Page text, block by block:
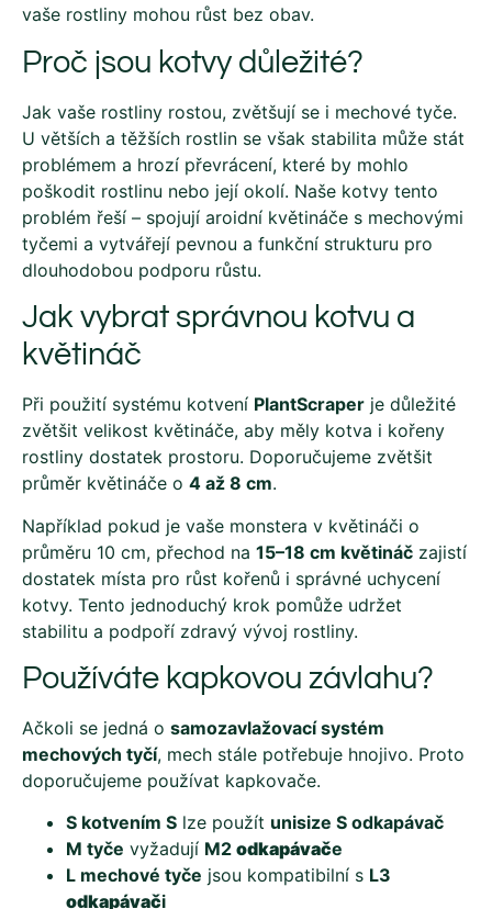
vaše rostliny mohou růst bez obav.
Proč jsou kotvy důležité?
Jak vaše rostliny rostou, zvětšují se i mechové tyče.
U větších a těžších rostlin se však stabilita může stát
problémem a hrozí převrácení, které by mohlo
poškodit rostlinu nebo její okolí. Naše kotvy tento
problém řeší – spojují aroidní květináče s mechovými
tyčemi a vytvářejí pevnou a funkční strukturu pro
dlouhodobou podporu růstu.
Jak vybrat správnou kotvu a
květináč
Při použití systému kotvení PlantScraper je důležité
zvětšit velikost květináče, aby měly kotva i kořeny
rostliny dostatek prostoru. Doporučujeme zvětšit
průměr květináče o 4 až 8 cm.
Například pokud je vaše monstera v květináči o
průměru 10 cm, přechod na 15–18 cm květináč zajistí
dostatek místa pro růst kořenů i správné uchycení
kotvy. Tento jednoduchý krok pomůže udržet
stabilitu a podpoří zdravý vývoj rostliny.
Používáte kapkovou závlahu?
Ačkoli se jedná o samozavlažovací systém
mechových tyčí, mech stále potřebuje hnojivo. Proto
doporučujeme používat kapkovače.
S kotvením S lze použít unisize S odkapávač
M tyče vyžadují M2 odkapávače
L mechové tyče jsou kompatibilní s L3
odkapávači